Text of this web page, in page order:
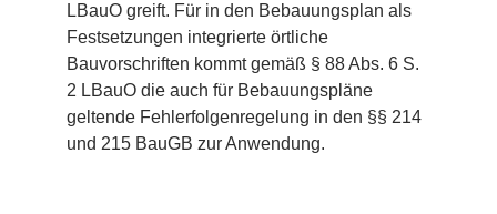
LBauO greift. Für in den Bebauungsplan als
Festsetzungen integrierte örtliche
Bauvorschriften kommt gemäß § 88 Abs. 6 S.
2 LBauO die auch für Bebauungspläne
geltende Fehlerfolgenregelung in den §§ 214
und 215 BauGB zur Anwendung.